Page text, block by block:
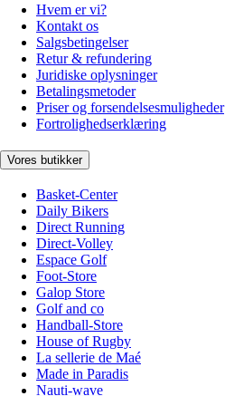
Hvem er vi?
Kontakt os
Salgsbetingelser
Retur & refundering
Juridiske oplysninger
Betalingsmetoder
Priser og forsendelsesmuligheder
Fortrolighedserklæring
Vores butikker
Basket-Center
Daily Bikers
Direct Running
Direct-Volley
Espace Golf
Foot-Store
Galop Store
Golf and co
Handball-Store
House of Rugby
La sellerie de Maé
Made in Paradis
Nauti-wave